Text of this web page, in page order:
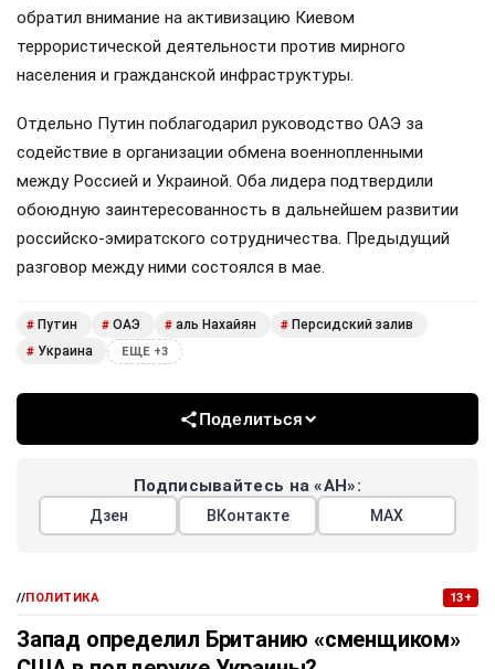
обратил внимание на активизацию Киевом
террористической деятельности против мирного
населения и гражданской инфраструктуры.
Отдельно Путин поблагодарил руководство ОАЭ за
содействие в организации обмена военнопленными
между Россией и Украиной. Оба лидера подтвердили
обоюдную заинтересованность в дальнейшем развитии
российско-эмиратского сотрудничества. Предыдущий
разговор между ними состоялся в мае.
# Путин # ОАЭ # аль Нахайян # Персидский залив
# Украина ЕЩЕ +3
Поделиться
Подписывайтесь на «АН»:
Дзен ВКонтакте МАХ
//ПОЛИТИКА 13+
Запад определил Британию «сменщиком»